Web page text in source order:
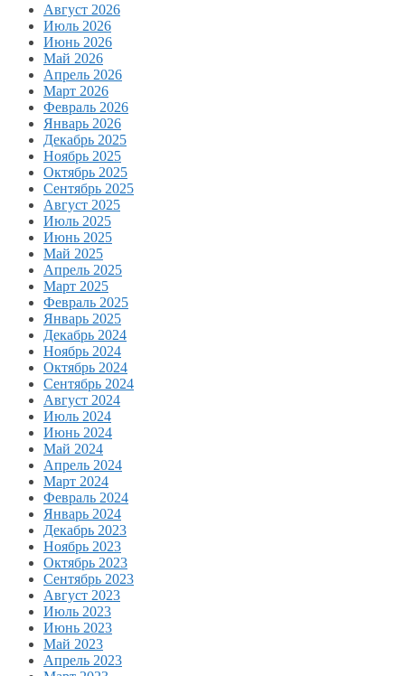
Август 2026
Июль 2026
Июнь 2026
Май 2026
Апрель 2026
Март 2026
Февраль 2026
Январь 2026
Декабрь 2025
Ноябрь 2025
Октябрь 2025
Сентябрь 2025
Август 2025
Июль 2025
Июнь 2025
Май 2025
Апрель 2025
Март 2025
Февраль 2025
Январь 2025
Декабрь 2024
Ноябрь 2024
Октябрь 2024
Сентябрь 2024
Август 2024
Июль 2024
Июнь 2024
Май 2024
Апрель 2024
Март 2024
Февраль 2024
Январь 2024
Декабрь 2023
Ноябрь 2023
Октябрь 2023
Сентябрь 2023
Август 2023
Июль 2023
Июнь 2023
Май 2023
Апрель 2023